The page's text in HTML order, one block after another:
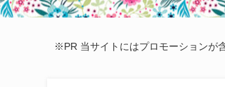
※PR 当サイトにはプロモーションが